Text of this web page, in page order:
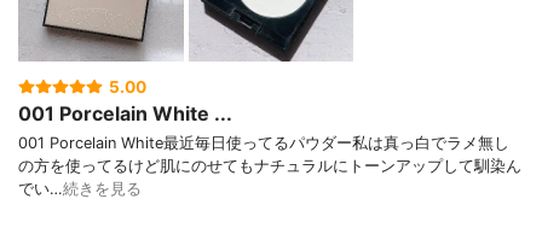
5.00
001 Porcelain White ...
001 Porcelain White最近毎日使ってるパウダー私は真っ白でラメ無し
の方を使ってるけど肌にのせてもナチュラルにトーンアップして馴染ん
でい…続きを見る